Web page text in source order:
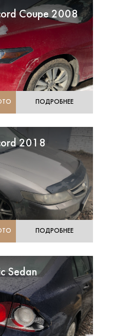
Coupe 2008
ПОДРОБНЕЕ
2018
ПОДРОБНЕЕ
Sedan